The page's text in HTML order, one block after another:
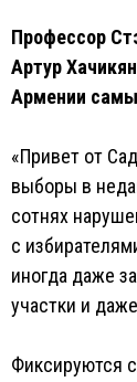
Профессор
Артур
Армении
«Привет от
выборы в
сотнях
с
иногда даже
участки и
Фиксируются